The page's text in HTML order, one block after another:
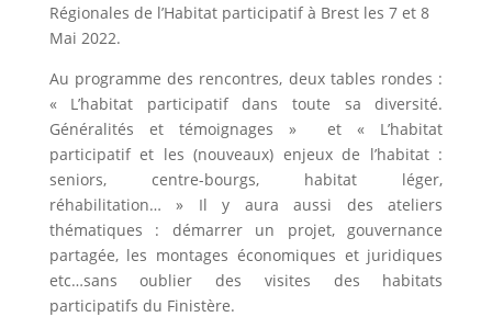
Régionales de l’Habitat participatif à Brest les 7 et 8
Mai 2022.
Au programme des rencontres, deux tables rondes :
« L’habitat participatif dans toute sa diversité.
Généralités et témoignages » et « L’habitat
participatif et les (nouveaux) enjeux de l’habitat :
seniors, centre-bourgs, habitat léger,
réhabilitation… » Il y aura aussi des ateliers
thématiques : démarrer un projet, gouvernance
partagée, les montages économiques et juridiques
etc…sans oublier des visites des habitats
participatifs du Finistère.